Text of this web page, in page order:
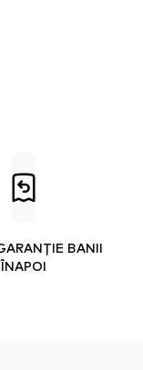
BANII
ÎNAPOI